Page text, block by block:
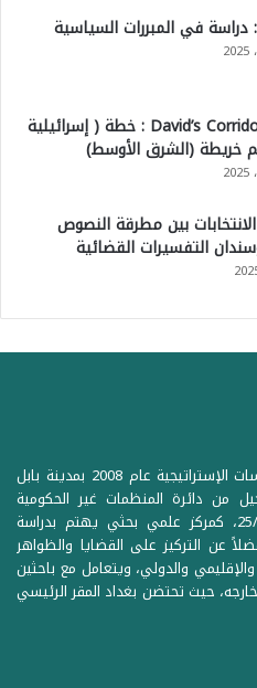
دراسة في المبررات السياسية
ممر داوود David’s Corrido : خطة ( إسرائيلية
خريطة (الشرق الأوسط)
بين مطرقة النصوص
التفسيرات القضائية
تأسس مركز حمورابي للبحوث والدراسات الإستراتيجية عام 2008 بمدينة بابل
من دائرة المنظمات غير الحكومية
المرقمة ((1Z71874 بتاريخ 25/12/2012، كمركز علمي بحثي يهتم بدراسة
عن التركيز على القضايا والظواهر
والدولي، ويتعامل مع باحثين
حيث تحتضن بغداد المقر الرئيسي